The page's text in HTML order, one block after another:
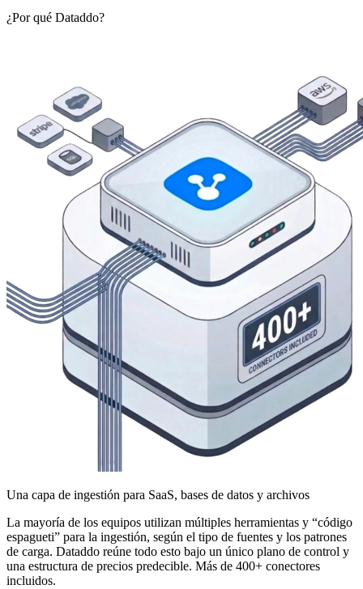
¿Por qué Dataddo?
Una capa de ingestión para SaaS, bases de datos y archivos
La mayoría de los equipos utilizan múltiples herramientas y “código
espagueti” para la ingestión, según el tipo de fuentes y los patrones
de carga. Dataddo reúne todo esto bajo un único plano de control y
una estructura de precios predecible. Más de 400+ conectores
incluidos.